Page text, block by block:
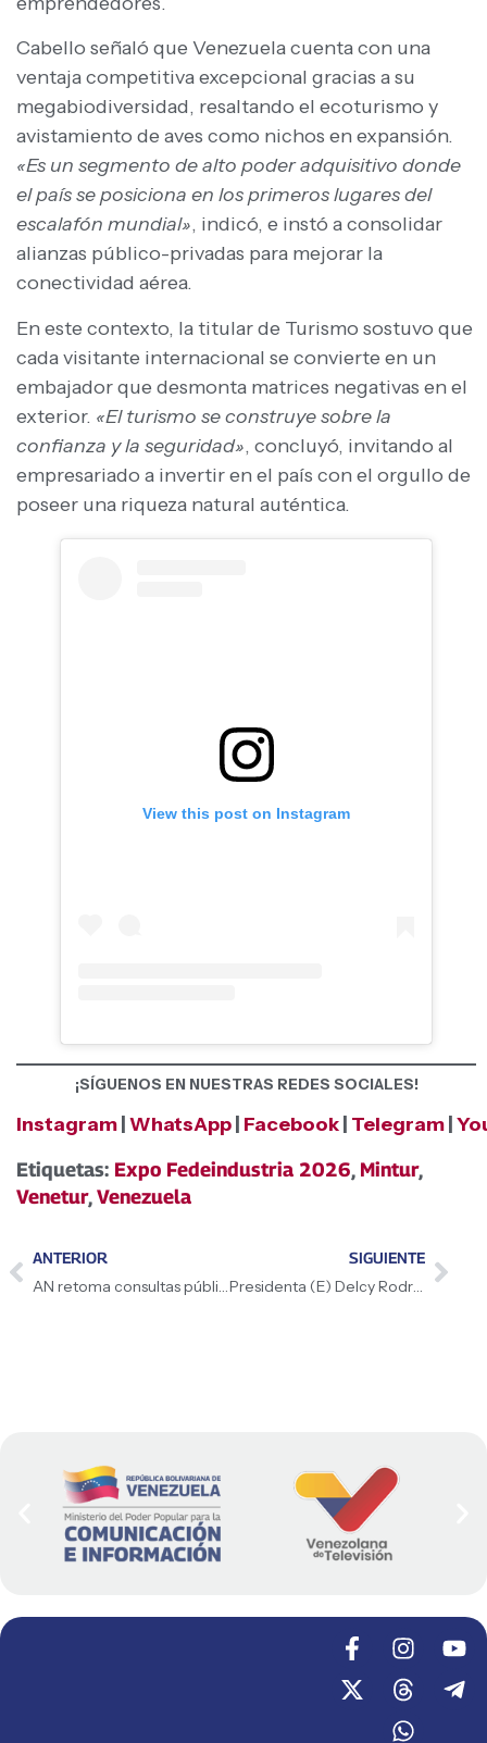
Cabello señaló que Venezuela cuenta con una
ventaja competitiva excepcional gracias a su
megabiodiversidad, resaltando el ecoturismo y
avistamiento de aves como nichos en expansión.
«Es un segmento de alto poder adquisitivo donde
el país se posiciona en los primeros lugares del
escalafón mundial», indicó, e instó a consolidar
alianzas público-privadas para mejorar la
conectividad aérea.
En este contexto, la titular de Turismo sostuvo que
cada visitante internacional se convierte en un
embajador que desmonta matrices negativas en el
exterior. «El turismo se construye sobre la
confianza y la seguridad», concluyó, invitando al
empresariado a invertir en el país con el orgullo de
poseer una riqueza natural auténtica.
View this post on Instagram
¡SÍGUENOS EN NUESTRAS REDES SOCIALES!
Instagram WhatsApp Facebook Telegram
Etiquetas: Expo Fedeindustria 2026, Mintur,
Venetur,Venezuela
ANTERIOR SIGUIENTE
Presidenta (E) Delcy Rodríguez lideró el inicio de la Gran Peregrinación Nacional en el estado Bolívar